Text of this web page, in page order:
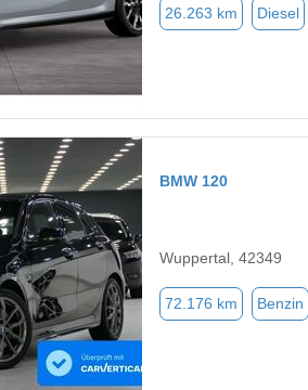
26.263 km Diesel
BMW 120
Wuppertal, 42349
72.176 km Benzin